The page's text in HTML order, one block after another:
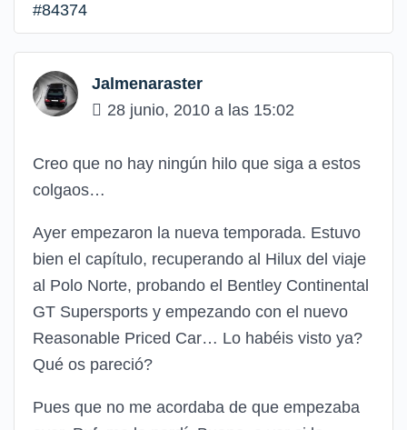
#84374
Jalmenaraster
28 junio, 2010 a las 15:02
Creo que no hay ningún hilo que siga a estos
colgaos…
Ayer empezaron la nueva temporada. Estuvo
bien el capítulo, recuperando al Hilux del viaje
al Polo Norte, probando el Bentley Continental
GT Supersports y empezando con el nuevo
Reasonable Priced Car… Lo habéis visto ya?
Qué os pareció?
Pues que no me acordaba de que empezaba